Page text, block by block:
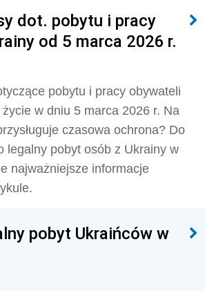
dot. pobytu i pracy
od 5 marca 2026 r.
pobytu i pracy obywateli
życie w dniu 5 marca 2026 r. Na
czasowa ochrona? Do
legalny pobyt osób z Ukrainy w
najważniejsze informacje
pobyt Ukraińców w